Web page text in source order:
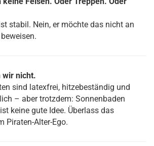
stabil. Nein, er möchte das nicht an
wir nicht.
sind latexfrei, hitzebeständig und
– aber trotzdem: Sonnenbaden
keine gute Idee. Überlass das
Piraten-Alter-Ego.